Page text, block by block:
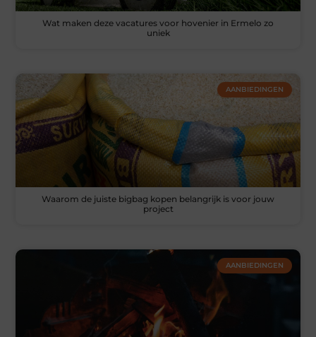
Wat maken deze vacatures voor hovenier in Ermelo zo
uniek
AANBIEDINGEN
Waarom de juiste bigbag kopen belangrijk is voor jouw
project
AANBIEDINGEN